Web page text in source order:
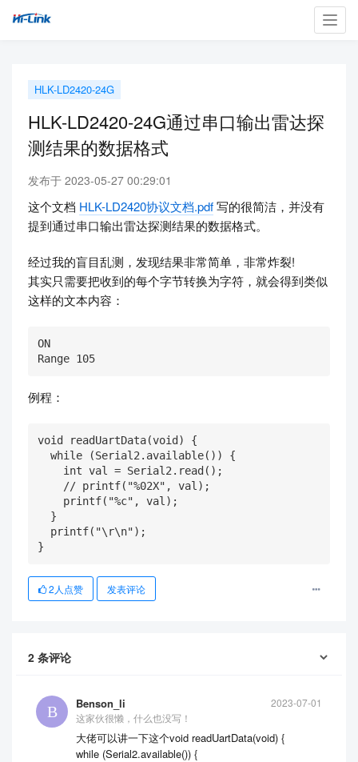
HLK-LD2420-24G
HLK-LD2420-24G通过串口输出雷达探
测结果的数据格式
发布于 2023-05-27 00:29:01
这个文档 HLK-LD2420协议文档.pdf写的很简洁，并没有
提到通过串口输出雷达探测结果的数据格式。
经过我的盲目乱测，发现结果非常简单，非常炸裂!
其实只需要把收到的每个字节转换为字符，就会得到类似
这样的文本内容：
ON
Range 105
例程：
void readUartData(void) {
}
2 人点赞 发表评论
2 条评论
Benson_li
2023-07-01
这家伙很懒，什么也没写！
大佬可以讲一下这个void readUartData(void) {
while (Serial2.available()) {